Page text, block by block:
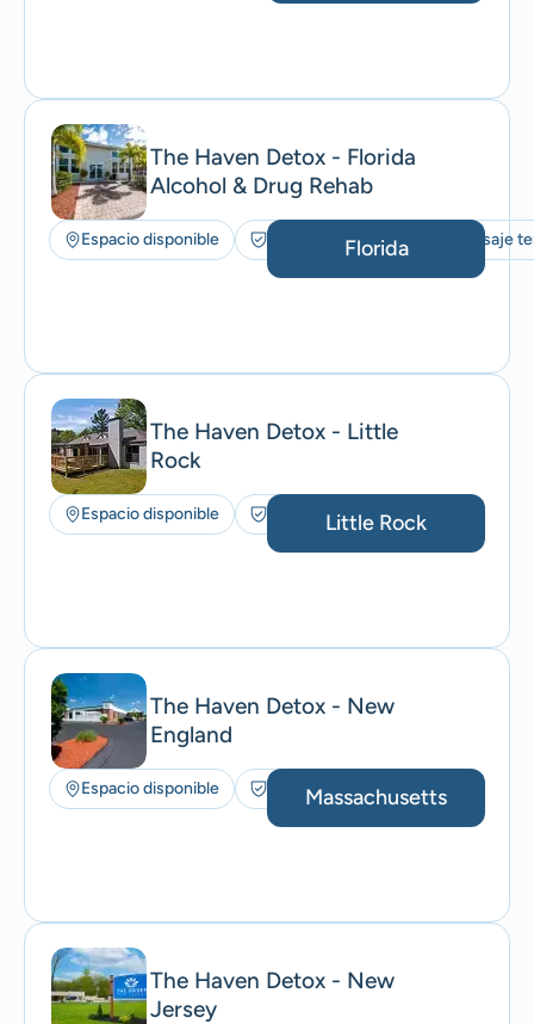
The Haven Detox - Florida
Alcohol & Drug Rehab
Espacio disponible Seguros aceptados Masaje
Florida
The Haven Detox - Little
Rock
Espacio disponible Seguros aceptados
Little Rock
The Haven Detox - New
England
Espacio disponible Seguros aceptados
Massachusetts
The Haven Detox - New
Jersey